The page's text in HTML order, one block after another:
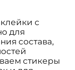
с
для
состава,
стикеры